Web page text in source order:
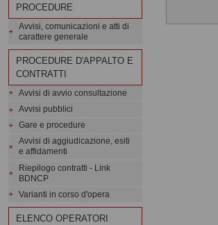
PROCEDURE
Avvisi, comunicazioni e atti di
carattere generale
PROCEDURE D'APPALTO E
CONTRATTI
Avvisi di avvio consultazione
Avvisi pubblici
Gare e procedure
Avvisi di aggiudicazione, esiti
e affidamenti
Riepilogo contratti - Link
BDNCP
Varianti in corso d'opera
ELENCO OPERATORI